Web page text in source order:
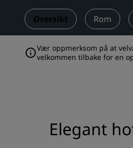
Oversikt Rom
Vær oppmerksom på at
velkommen tilbake for en
Elegant